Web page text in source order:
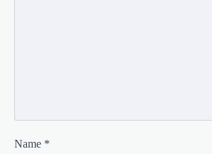
Name *